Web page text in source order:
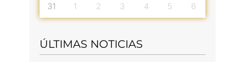
31 1 2 3 4 5 6
ÚLTIMAS NOTICIAS